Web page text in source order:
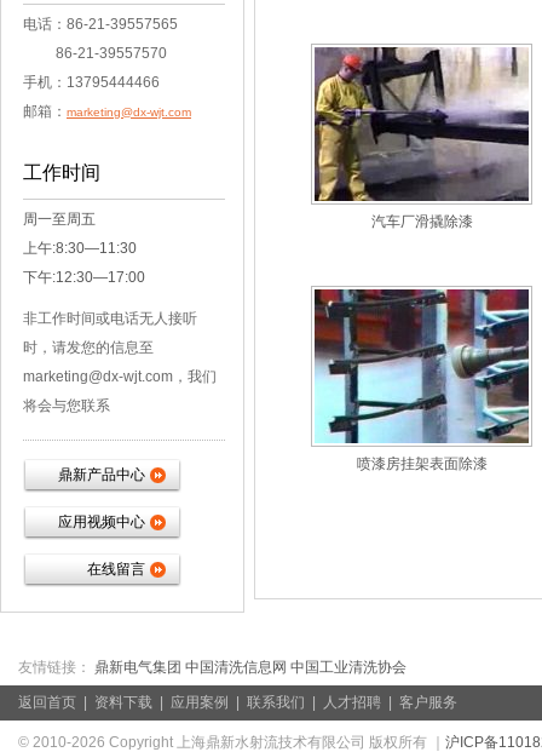
电话：86-21-39557565
86-21-39557570
手机：13795444466
邮箱： marketing@dx-wjt.com
工作时间
周一至周五
上午:8:30—11:30
下午:12:30—17:00
非工作时间或电话无人接听
时，请发您的信息至
marketing@dx-wjt.com，我们
将会与您联系
鼎新产品中心
应用视频中心
在线留言
汽车厂滑撬除漆
喷漆房挂架表面除漆
友情链接： 鼎新电气集团 中国清洗信息网 中国工业清洗协会
返回首页 资料下载 应用案例 联系我们 人才招聘 客户服务
© 2010-2026 Copyright 上海鼎新水射流技术有限公司 版权所有 ｜ 沪ICP备